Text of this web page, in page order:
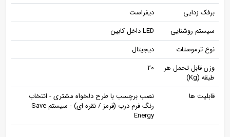
برفک زدایی
دیفراست
سیستم روشنایی
LED داخل کابین
نوع ترموستات
دیجیتال
وزن قابل تحمل هر
طبقه (Kg)
20
قابلیت ها
نصب برچسب با طرح دلخواه مشتری - انتخاب
رنگ فرم درب (قرمز / نقره ای) - سیستم Save
Energy